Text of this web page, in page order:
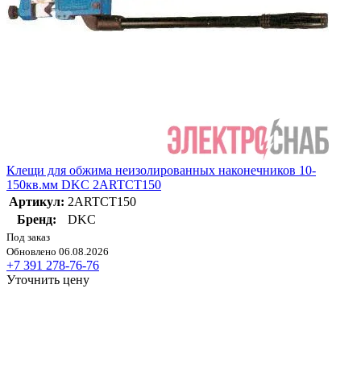
Клещи для обжима неизолированных наконечников 10-
150кв.мм DKC 2ARTCT150
Артикул: 2ARTCT150
Бренд:
DKC
Под заказ
Обновлено 06.08.2026
+7 391 278-76-76
Уточнить цену